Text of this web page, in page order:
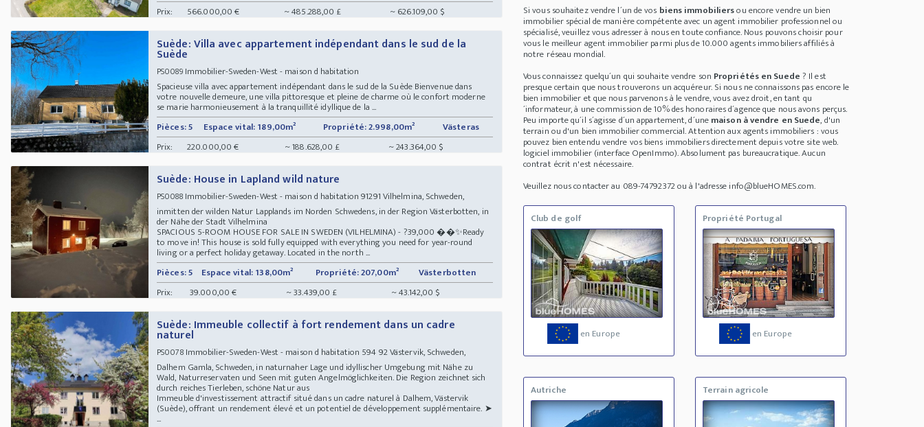
Prix:
566.000,00 € ~ 485.288,00 £ ~ 626.109,00 $
Suède: Villa avec appartement indépendant dans le sud de la
Suède
PS0089Immobilier-Sweden-West - maison d habitation
Spacieuse villa avec appartement indépendant dans le sud de la Suède Bienvenue dans
votre nouvelle demeure, une villa pittoresque et pleine de charme où le confort moderne
se marie harmonieusement à la tranquillité idyllique de la ...
Pièces: 5
Espace vital: 189,00m² Propriété: 2.998,00m²
Västeras
Prix:
220.000,00 € ~ 188.628,00 £ ~ 243.364,00 $
Suède: House in Lapland wild nature
PS0088Immobilier-Sweden-West - maison d habitation 91291 Vilhelmina, Schweden,
inmitten der wilden Natur Lapplands im Norden Schwedens, in der Region Västerbotten, in
der Nähe der Stadt Vilhelmina
SPACIOUS 5-ROOM HOUSE FOR SALE IN SWEDEN (VILHELMINA) - ?39,000 ��✨Ready
to move in! This house is sold fully equipped with everything you need for year-round
living or a perfect holiday getaway. Located in the north ...
Pièces: 5
Espace vital: 138,00m² Propriété: 207,00m²
Västerbotten
Prix:
39.000,00 € ~ 33.439,00 £ ~ 43.142,00 $
Suède: Immeuble collectif à fort rendement dans un cadre
naturel
PS0078Immobilier-Sweden-West - maison d habitation 594 92 Västervik, Schweden,
Dalhem Gamla, Schweden, in naturnaher Lage und idyllischer Umgebung mit Nähe zu
Wald, Naturreservaten und Seen mit guten Angelmöglichkeiten. Die Region zeichnet sich
durch reiches Tierleben, schöne Natur aus
Immeuble d'investissement attractif situé dans un cadre naturel à Dalhem, Västervik
(Suède), offrant un rendement élevé et un potentiel de développement supplémentaire. ➤
...
Si vous souhaitez vendre l´un de vos biens immobiliersou encore vendre un bien
immobilier spécial de manière compétente avec un agent immobilier professionnel ou
spécialisé, veuillez vous adresser à nous en toute confiance. Nous pouvons choisir pour
vous le meilleur agent immobilier parmi plus de 10.000 agents immobiliers affiliés à
notre réseau mondial.
Vous connaissez quelqu´un qui souhaite vendre son Propriétés en Suede? Il est
presque certain que nous trouverons un acquéreur. Si nous ne connaissons pas encore le
bien immobilier et que nous parvenons à le vendre, vous avez droit, en tant qu
´informateur, à une commission de 10% des honoraires d´agence que nous avons perçus.
Peu importe qu´il s´agisse d´un appartement, d´unemaison à vendre en Suede, d'un
terrain ou d'un bien immobilier commercial. Attention aux agents immobiliers : vous
pouvez bien entendu vendre vos biens immobiliers directement depuis votre site web.
logiciel immobilier (interface OpenImmo). Absolument pas bureaucratique. Aucun
contrat écrit n'est nécessaire.
Veuillez nous contacter au 089-74792372 ou à l'adresse info@blueHOMES.com.
Club de golf
en Europe
Propriété Portugal
en Europe
Autriche Terrain agricole